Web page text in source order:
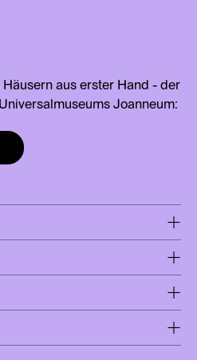
aus erster Hand - der
Joanneum: